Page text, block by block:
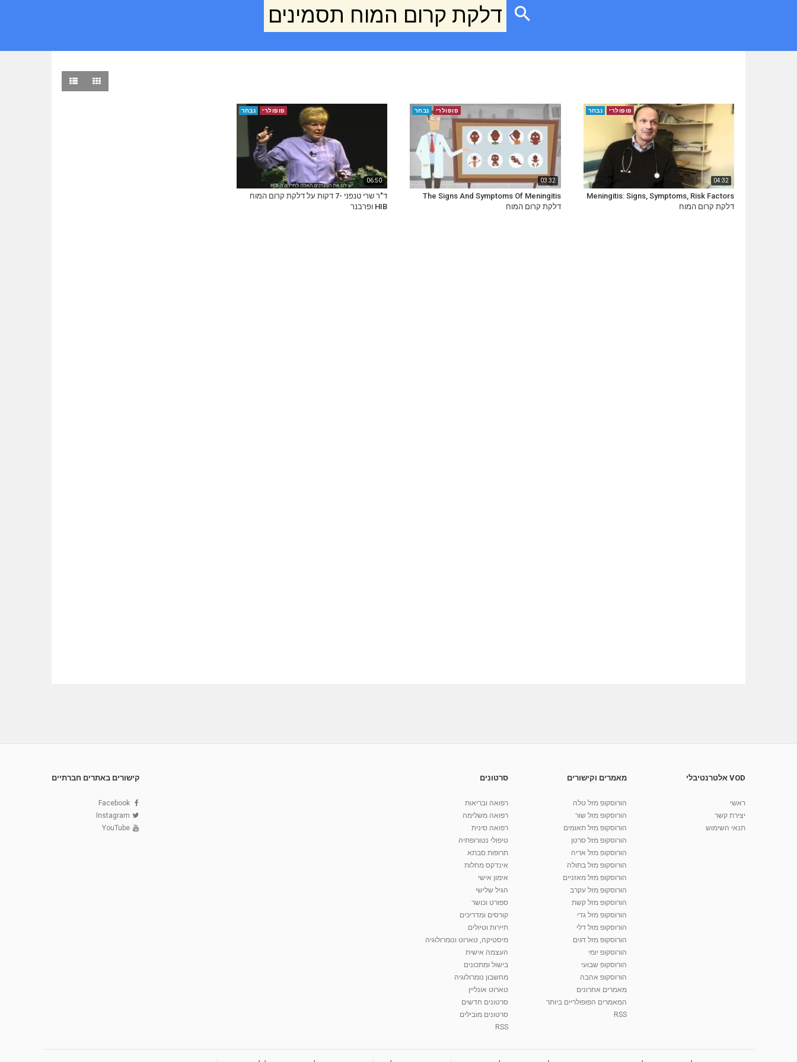
דלקת קרום המוח תסמינים
04:32
פופולרי נבחר
Meningitis: Signs, Symptoms, Risk Factors
דלקת קרום המוח
03:32
פופולרי נבחר
The Signs And Symptoms Of Meningitis
דלקת קרום המוח
06:50
פופולרי נבחר
ד"ר שרי טנפני -7 דקות על דלקת קרום המוח
HIB ופרבנר
VOD אלטרנטיבלי
ראשי
יצירת קשר
תנאי השימוש
מאמרים וקישורים
הורוסקופ מזל טלה
הורוסקופ מזל שור
הורוסקופ מזל תאומים
הורוסקופ מזל סרטן
הורוסקופ מזל אריה
הורוסקופ מזל בתולה
הורוסקופ מזל מאזניים
הורוסקופ מזל עקרב
הורוסקופ מזל קשת
הורוסקופ מזל גדי
הורוסקופ מזל דלי
הורוסקופ מזל דגים
הורוסקופ יומי
הורוסקופ שבועי
הורוסקופ אהבה
מאמרים אחרונים
המאמרים הפופולריים ביותר
RSS
סרטונים
רפואה ובריאות
רפואה משלימה
רפואה סינית
טיפולי נטורופתיה
תרופות סבתא
אינדקס מחלות
אימון אישי
הגיל שלישי
ספורט וכושר
קורסים ומדריכים
תיירות וטיולים
מיסטיקה, טארוט ונומרולוגיה
העצמה אישית
בישול ומתכונים
מחשבון נומרולוגיה
טארוט אונליין
סרטונים חדשים
סרטונים מובילים
RSS
קישורים באתרים חברתיים
Facebook
Instagram
YouTube